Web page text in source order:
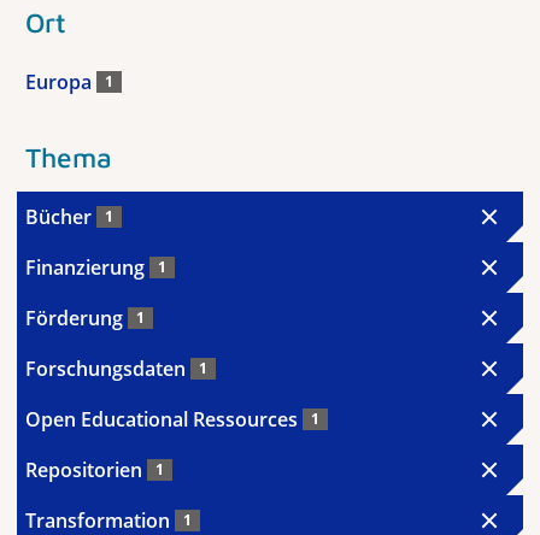
Ort
Europa 1
Thema
Bücher 1
Finanzierung 1
Förderung 1
Forschungsdaten 1
Open Educational Ressources 1
Repositorien 1
Transformation 1